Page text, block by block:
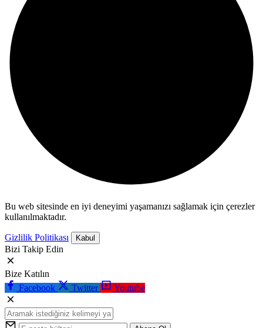
Bu web sitesinde en iyi deneyimi yaşamanızı sağlamak için çerezler
kullanılmaktadır.
Gizlilik Politikası Kabul
Bizi Takip Edin
Bize Katılın
Facebook
Twitter Youtube